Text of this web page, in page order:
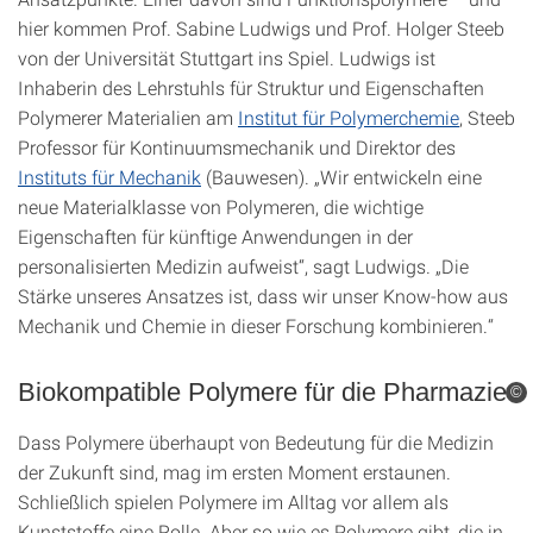
hier kommen Prof. Sabine Ludwigs und Prof. Holger Steeb
von der Universität Stuttgart ins Spiel. Ludwigs ist
Inhaberin des Lehrstuhls für Struktur und Eigenschaften
Polymerer Materialien am Institut für Polymerchemie, Steeb
Professor für Kontinuumsmechanik und Direktor des
Instituts für Mechanik (Bauwesen). „Wir entwickeln eine
neue Materialklasse von Polymeren, die wichtige
Eigenschaften für künftige Anwendungen in der
personalisierten Medizin aufweist“, sagt Ludwigs. „Die
Stärke unseres Ansatzes ist, dass wir unser Know-how aus
Mechanik und Chemie in dieser Forschung kombinieren.“
Biokompatible Polymere für die Pharmazie
Dass Polymere überhaupt von Bedeutung für die Medizin
der Zukunft sind, mag im ersten Moment erstaunen.
Schließlich spielen Polymere im Alltag vor allem als
©